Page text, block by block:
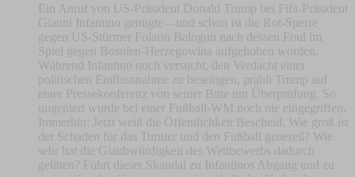
Ein Anruf von US-Präsident Donald Trump bei Fifa-Präsident
Gianni Infantino genügte – und schon ist die Rot-Sperre
gegen US-Stürmer Folarin Balogun nach dessen Foul im
Spiel gegen Bosnien-Herzegowina aufgehoben worden.
Während Infantino noch versucht, den Verdacht einer
politischen Einflussnahme zu beseitigen, prahlt Trump auf
einer Pressekonferenz von seiner Bitte um Überprüfung. So
ungeniert wurde bei einer Fußball-WM noch nie eingegriffen.
Immerhin: Jetzt weiß die Öffentlichkeit Bescheid. Wie groß ist
der Schaden für das Turnier und den Fußball generell? Wie
sehr hat die Glaubwürdigkeit des Wettbewerbs dadurch
gelitten? Führt dieser Skandal zu Infantinos Abgang und zu